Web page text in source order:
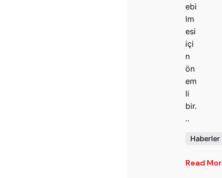
ebi
lm
esi
içi
n
ön
em
li
bir.
..
Haberler
Read